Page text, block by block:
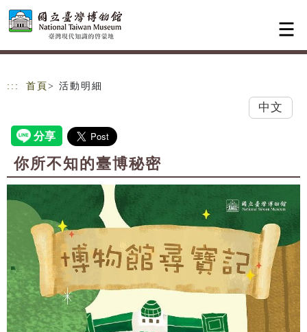
跳到主要內容
網站導覽
::: 首頁 > 活動明細
中文
你所不知的臺博秘密